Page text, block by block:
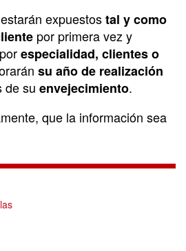
expuestostal y como
por primera vez y
especialidad, clientes o
su año de realización
de su envejecimiento.
que la información sea